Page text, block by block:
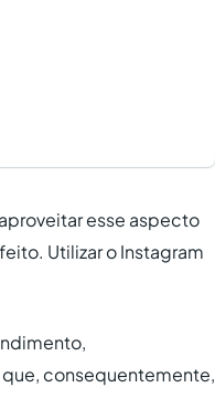
esse aspecto
Utilizar o Instagram
consequentemente,